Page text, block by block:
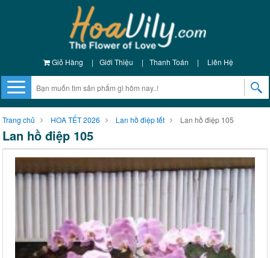
Giỏ Hàng | Giới Thiệu | Thanh Toán | Liên Hệ
Trang chủ HOA TẾT 2026 Lan hồ điệp tết Lan hồ điệp 105
Lan hồ điệp 105